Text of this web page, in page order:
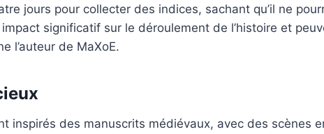
jours pour collecter des indices, sachant qu’il ne
significatif sur le déroulement de l’histoire et
l’auteur de MaXoE.
inspirés des manuscrits médiévaux, avec des scènes